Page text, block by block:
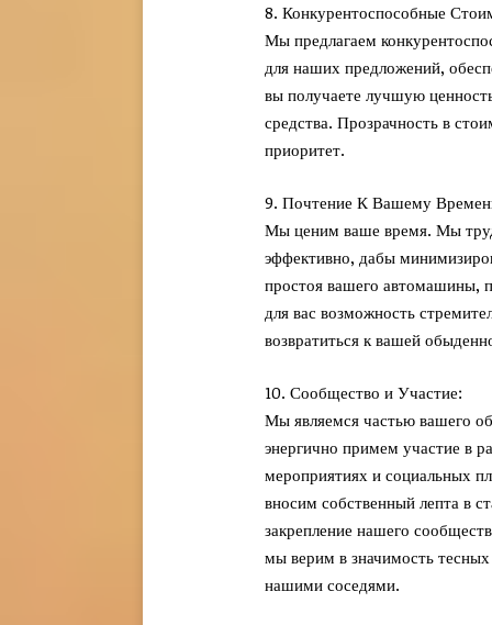
8. Конкурентоспособные
Мы предлагаем
для наших предложений,
вы получаете лучшую
средства. Прозрачность в
приоритет.
9. Почтение К Вашему
Мы ценим ваше время. Мы
эффективно, дабы
простоя вашего автомашины,
для вас возможность
возвратиться к вашей
10. Сообщество и Участие:
Мы являемся частью вашего
энергично примем участие в
мероприятиях и социальных
вносим собственный лепта в
закрепление нашего
мы верим в значимость
нашими соседями.